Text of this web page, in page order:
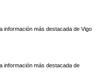
información más destacada de Vigo
información más destacada de